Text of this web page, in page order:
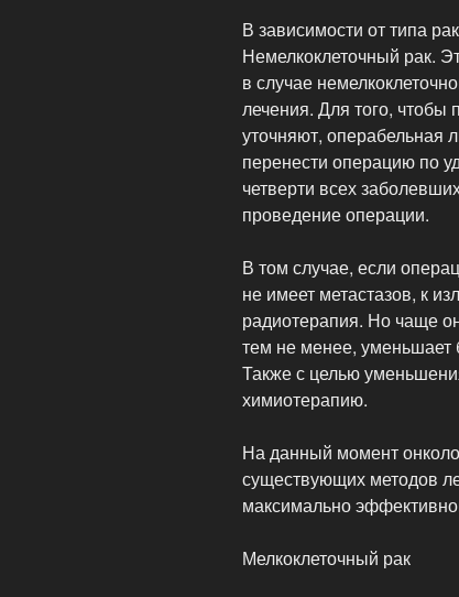
В зависимости от типа
Немелкоклеточный рак.
в случае
лечения. Для того, чтобы
уточняют, операбельная
перенести операцию по
четверти всех
проведение операции.
В том случае, если
не имеет метастазов, к
радиотерапия. Но чаще
тем не менее,
Также с целью
химиотерапию.
На данный момент
существующих методов
максимально
Мелкоклеточный рак